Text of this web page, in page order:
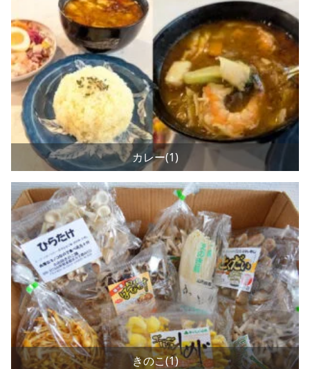
カレー(1)
きのこ(1)